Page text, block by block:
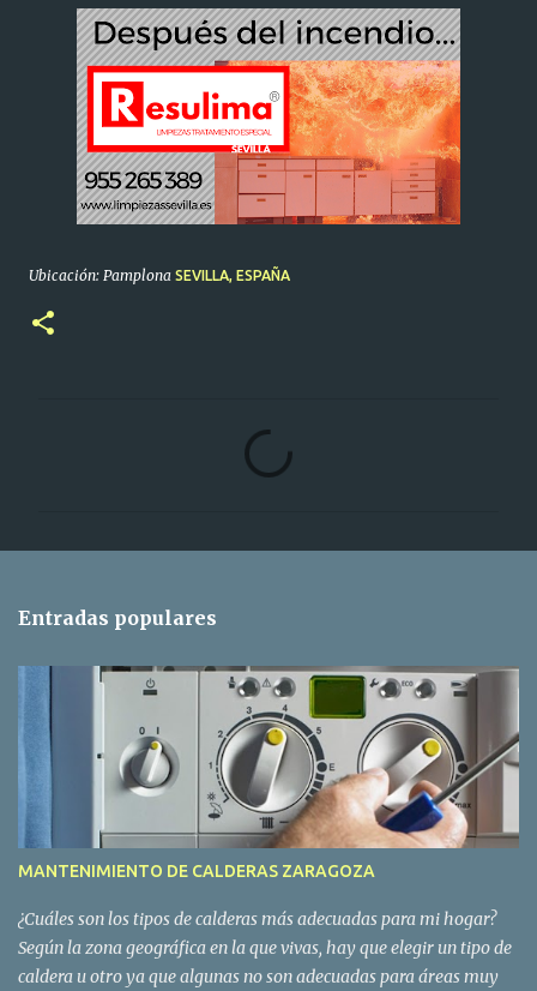
Ubicación: Pamplona SEVILLA, ESPAÑA
r
o
Entradas populares
MANTENIMIENTO DE CALDERAS ZARAGOZA
¿Cuáles son los tipos de calderas más adecuadas para mi hogar?
Según la zona geográfica en la que vivas, hay que elegir un tipo de
caldera u otro ya que algunas no son adecuadas para áreas muy